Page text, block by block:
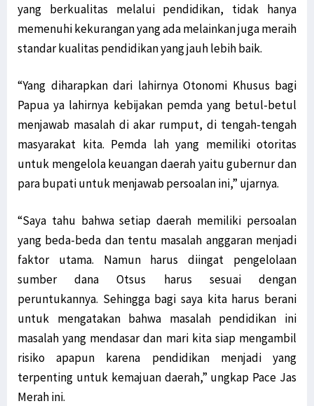
yang berkualitas melalui pendidikan, tidak hanya
memenuhi kekurangan yang ada melainkan juga meraih
standar kualitas pendidikan yang jauh lebih baik.
“Yang diharapkan dari lahirnya Otonomi Khusus bagi
Papua ya lahirnya kebijakan pemda yang betul-betul
menjawab masalah di akar rumput, di tengah-tengah
masyarakat kita. Pemda lah yang memiliki otoritas
untuk mengelola keuangan daerah yaitu gubernur dan
para bupati untuk menjawab persoalan ini,” ujarnya.
“Saya tahu bahwa setiap daerah memiliki persoalan
yang beda-beda dan tentu masalah anggaran menjadi
faktor utama. Namun harus diingat pengelolaan
sumber dana Otsus harus sesuai dengan
peruntukannya. Sehingga bagi saya kita harus berani
untuk mengatakan bahwa masalah pendidikan ini
masalah yang mendasar dan mari kita siap mengambil
risiko apapun karena pendidikan menjadi yang
terpenting untuk kemajuan daerah,” ungkap Pace Jas
Merah ini.